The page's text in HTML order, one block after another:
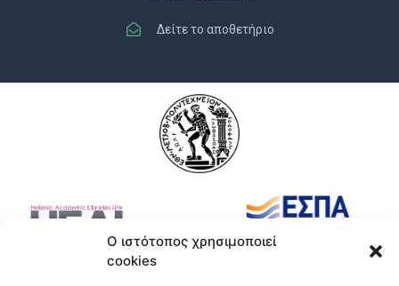
Ο ιστότοπος χρησιμοποιεί
cookies
Δείτε το αποθετήριο